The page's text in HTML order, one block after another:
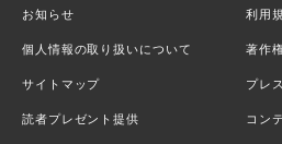
お知らせ 利用
個人情報の取り扱いについて 著作
サイトマップ プレ
読者プレゼント提供 コン